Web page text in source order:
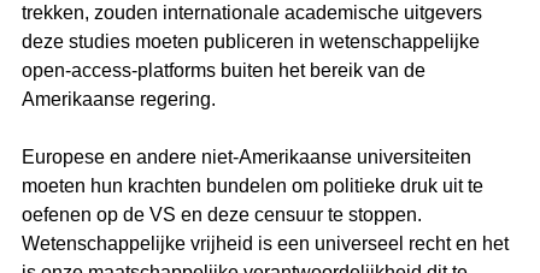
trekken, zouden internationale academische uitgevers
deze studies moeten publiceren in wetenschappelijke
open-access-platforms buiten het bereik van de
Amerikaanse regering.
Europese en andere niet-Amerikaanse universiteiten
moeten hun krachten bundelen om politieke druk uit te
oefenen op de VS en deze censuur te stoppen.
Wetenschappelijke vrijheid is een universeel recht en het